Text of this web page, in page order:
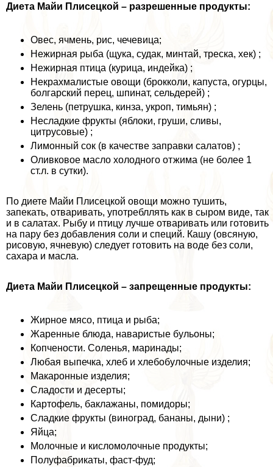
Диета Майи Плисецкой – разрешенные продукты:
Овес, ячмень, рис, чечевица;
Нежирная рыба (щука, судак, минтай, треска, хек) ;
Нежирная птица (курица, индейка) ;
Некрахмалистые овощи (брокколи, капуста, огурцы,
болгарский перец, шпинат, сельдерей) ;
Зелень (петрушка, кинза, укроп, тимьян) ;
Несладкие фрукты (яблоки, груши, сливы,
цитрусовые) ;
Лимонный сок (в качестве заправки салатов) ;
Оливковое масло холодного отжима (не более 1
ст.л. в сутки).
По диете Майи Плисецкой овощи можно тушить,
запекать, отваривать, употрeбллять как в сыром виде, так
и в салатах. Рыбу и птицу лучше отваривать или готовить
на пару без добавления соли и специй. Кашу (овсяную,
рисовую, ячневую) следует готовить на воде без соли,
сахара и масла.
Диета Майи Плисецкой – запрещенные продукты:
Жирное мясо, птица и рыба;
Жаренные блюда, наваристые бульоны;
Копчености. Соленья, маринады;
Любая выпечка, хлеб и хлебобулочные изделия;
Макаронные изделия;
Сладости и десерты;
Картофель, баклажаны, помидоры;
Сладкие фрукты (виноград, бананы, дыни) ;
Яйца;
Молочные и кисломолочные продукты;
Полуфабрикаты, фаст-фуд;